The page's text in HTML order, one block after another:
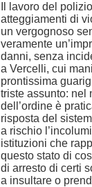
Il lavoro del
atteggiamenti di
un vergognoso
veramente
danni, senza
a Vercelli, cui
prontissima
triste assunto: nel
dell’ordine è
risposta del
a rischio
istituzioni che
questo stato di
di arresto di certi
a insultare o